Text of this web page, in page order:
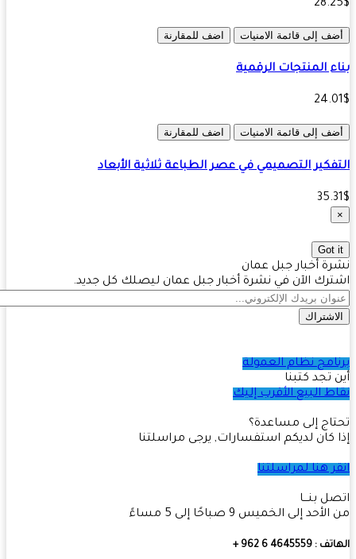
إلى قائمة الامنيات اضف للمقارنة
المنتجات الرقمية
إلى قائمة الامنيات اضف للمقارنة
التصميمي في عصر الطباعة ثلاثية الأبعاد
أخبار جبل عمان
الآن في نشرة أخبار جبل عمان ليصلك كل جديد.
نظام العمولة
تجد كتبنا
البيع الأقرب إليك
إلى مساعدة؟
كان لديكم استفسارات, يرجى مراسلتنا
هنا لمراسلتنا
بنـــا
إلى الخميس 9 صباحًا إلى 5 مساءً
6 962 +